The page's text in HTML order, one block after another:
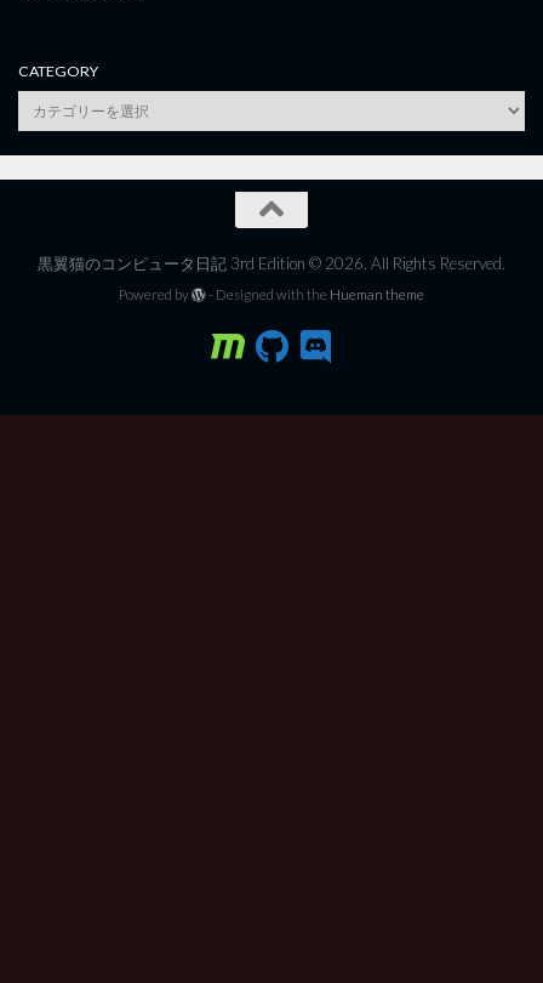
CATEGORY
category
黒翼猫のコンピュータ日記 3rd Edition © 2026. All Rights Reserved.
Powered by - Designed with the Hueman theme